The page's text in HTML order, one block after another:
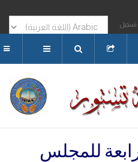
تسجيل
للمجلس